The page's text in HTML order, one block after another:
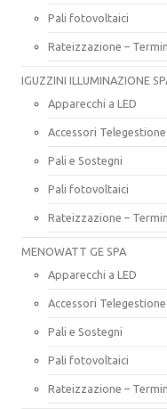
Pali fotovoltaici
Rateizzazione –
IGUZZINI ILLUMINAZIONE
Apparecchi a LED
Accessori
Pali e Sostegni
Pali fotovoltaici
Rateizzazione –
MENOWATT GE SPA
Apparecchi a LED
Accessori
Pali e Sostegni
Pali fotovoltaici
Rateizzazione –